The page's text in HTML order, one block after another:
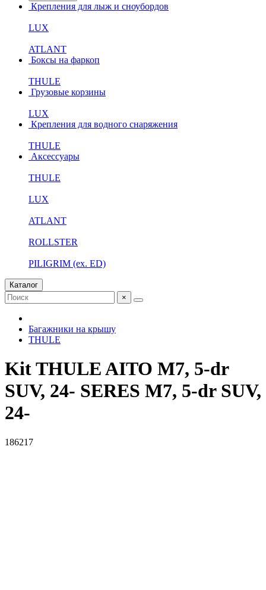
Крепления для лыж и сноубордов
LUX
ATLANT
Боксы на фаркоп
THULE
Грузовые корзины
LUX
Крепления для водного снаряжения
THULE
Аксессуары
THULE
LUX
ATLANT
ROLLSTER
PILIGRIM (ex. ED)
Каталог
×
Багажники на крышу
THULE
Kit THULE AITO M7, 5-dr
SUV, 24- SERES M7, 5-dr SUV,
24-
186217